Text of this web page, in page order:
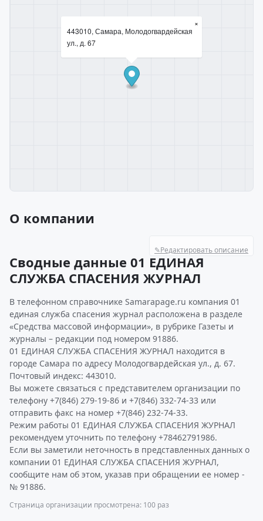
443010, Самара, Молодогвардейская
ул., д. 67
×
О компании
✎Редактировать описание
Сводные данные 01 ЕДИНАЯ
СЛУЖБА СПАСЕНИЯ ЖУРНАЛ
В телефонном справочнике Samarapage.ru компания 01
единая служба спасения журнал расположена в разделе
«Средства массовой информации», в рубрике Газеты и
журналы – редакции под номером 91886.
01 ЕДИНАЯ СЛУЖБА СПАСЕНИЯ ЖУРНАЛ находится в
городе Самара по адресу Молодогвардейская ул., д. 67.
Почтовый индекс: 443010.
Вы можете связаться с представителем организации по
телефону +7(846) 279-19-86 и +7(846) 332-74-33 или
отправить факс на номер +7(846) 232-74-33.
Режим работы 01 ЕДИНАЯ СЛУЖБА СПАСЕНИЯ ЖУРНАЛ
рекомендуем уточнить по телефону +78462791986.
Если вы заметили неточность в представленных данных о
компании 01 ЕДИНАЯ СЛУЖБА СПАСЕНИЯ ЖУРНАЛ,
сообщите нам об этом, указав при обращении ее номер -
№ 91886.
Страница организации просмотрена: 100 раз